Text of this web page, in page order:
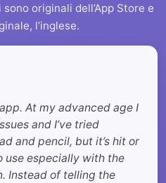
originali dell’App Store e
l’inglese.
At my advanced age I
and I’ve tried
and pencil, but it’s hit or
use especially with the
Instead of telling the